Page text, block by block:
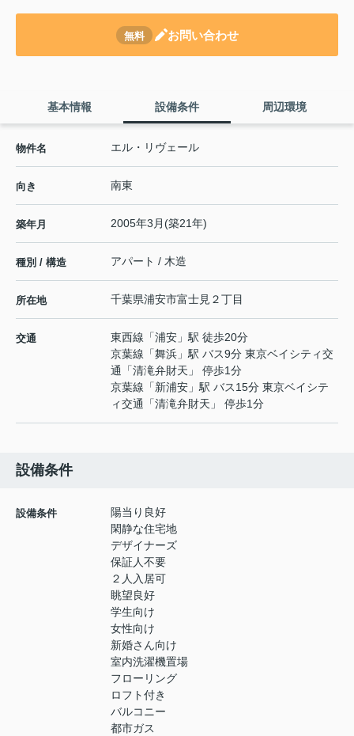
無料 お問い合わせ
基本情報 設備条件 周辺環境
物件名 エル・リヴェール
向き 南東
築年月 2005年3月(築21年)
種別 / 構造 アパート / 木造
所在地 千葉県浦安市富士見２丁目
交通 東西線 「浦安 」駅 徒歩20分
京葉線 「舞浜 」駅 バス9分 東京ベイシティ交
通「清滝弁財天」 停歩1分
京葉線 「新浦安 」駅 バス15分 東京ベイシテ
ィ交通「清滝弁財天」 停歩1分
設備条件
設備条件
陽当り良好
閑静な住宅地
デザイナーズ
保証人不要
２人入居可
眺望良好
学生向け
女性向け
新婚さん向け
室内洗濯機置場
フローリング
ロフト付き
バルコニー
都市ガス